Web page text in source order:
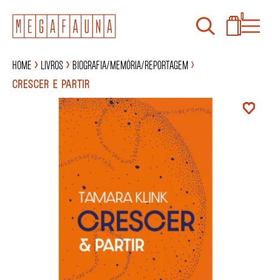
0
Home Livros
Biografia/Memória/Reportagem
CRESCER E PARTIR